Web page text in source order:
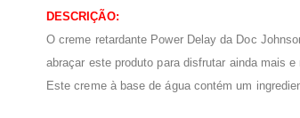
DESCRIÇÃO:
O creme retardante Power Delay da Doc
abraçar este produto para disfrutar ainda mais e
Este creme à base de água contém um